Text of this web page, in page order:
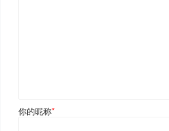
你的昵称*